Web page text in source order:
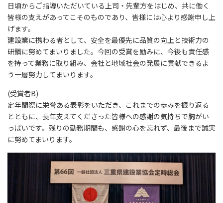
日頃からご指導いただいている上司・先輩方をはじめ、共に働く
皆様の支えがあってこそのものであり、皆様には心より感謝申し上
げます。
建設業に携わる者として、安全を最優先に品質の向上と技術力の
研鑽に努めてまいりました。今回の受賞を励みに、今後も責任感
を持って業務に取り組み、会社と地域社会の発展に貢献できるよ
う一層努力してまいります。
(受賞者B)
定年間際に栄誉ある表彰をいただき、これまでの歩みを振り返る
とともに、長年支えてくださった皆様への感謝の気持ちで胸がい
っぱいです。残りの勤務期間も、感謝の心を忘れず、最後まで誠実
に努めてまいります。